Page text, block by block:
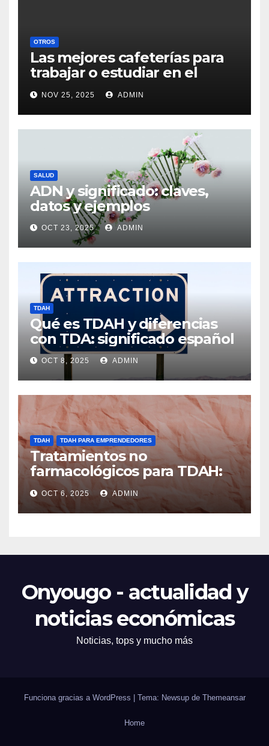
OTROS
Las mejores cafeterías para
trabajar o estudiar en el
centro de Vigo
NOV 25, 2025 ADMIN
SALUD
ADN y significado: claves,
datos y ejemplos
OCT 23, 2025 ADMIN
TDAH
Qué es TDAH y diferencias
con TDA: significado español
OCT 8, 2025 ADMIN
TDAH TDAH PARA EMPRENDEDORES
Tratamientos no
farmacológicos para TDAH:
opciones prácticas
OCT 6, 2025 ADMIN
Onyougo - actualidad y
noticias económicas
Noticias, tops y mucho más
Funciona gracias a WordPress Tema: Newsup de Themeansar
Home